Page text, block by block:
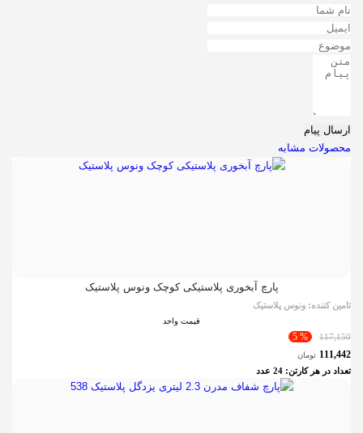
ارسال پیام
محصولات مشابه
پارچ آبخوری پلاستیکی کوچک ونوس پلاستیک
تامین کننده: ونوس پلاستیک
قیمت واحد
117,150
% 5
111,442 تومان
تعداد در هر کارتن: 24 عدد